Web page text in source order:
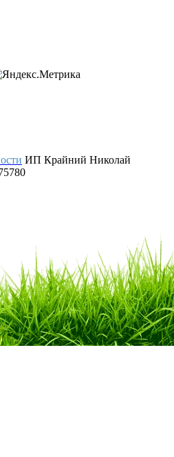
ИП Крайний Николай